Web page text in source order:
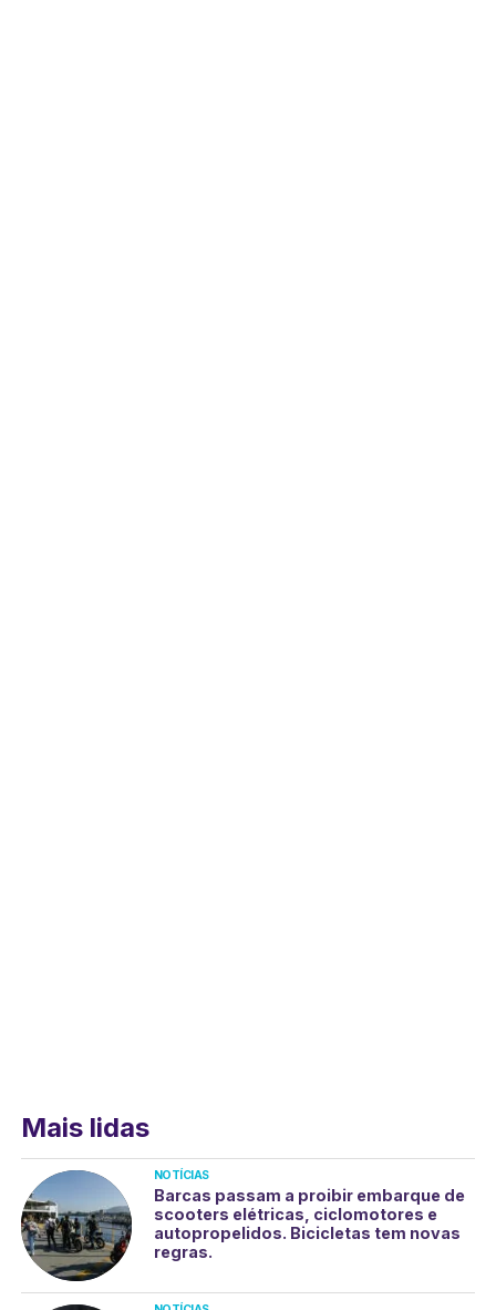
Mais lidas
NOTÍCIAS
Barcas passam a proibir embarque de
scooters elétricas, ciclomotores e
autopropelidos. Bicicletas tem novas
regras.